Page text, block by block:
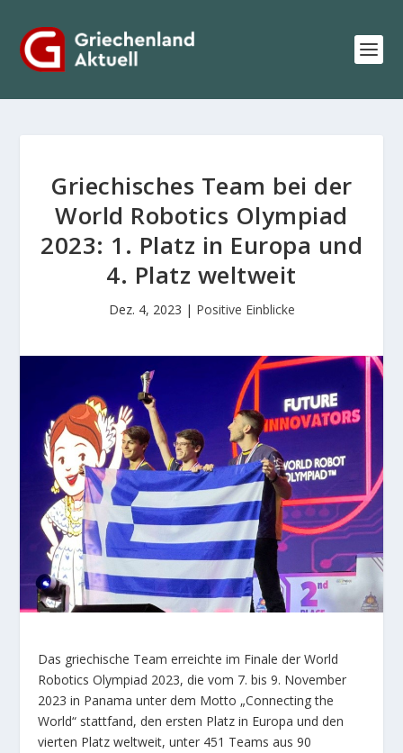
Griechisches Team bei der
World Robotics Olympiad
2023: 1. Platz in Europa und
4. Platz weltweit
Dez. 4, 2023 | Positive Einblicke
Das griechische Team erreichte im Finale der World
Robotics Olympiad 2023, die vom 7. bis 9. November
2023 in Panama unter dem Motto „Connecting the
World“ stattfand, den ersten Platz in Europa und den
vierten Platz weltweit, unter 451 Teams aus 90